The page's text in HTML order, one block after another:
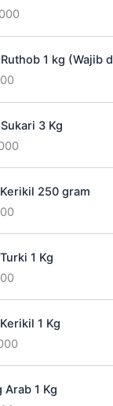
1 kg (Wajib
3 Kg
250 gram
1 Kg
1 Kg
Arab 1 Kg